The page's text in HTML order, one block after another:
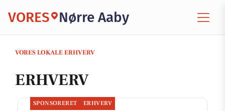
VORES Nørre Aaby
VORES LOKALE ERHVERV
ERHVERV
SPONSORERET ERHVERV